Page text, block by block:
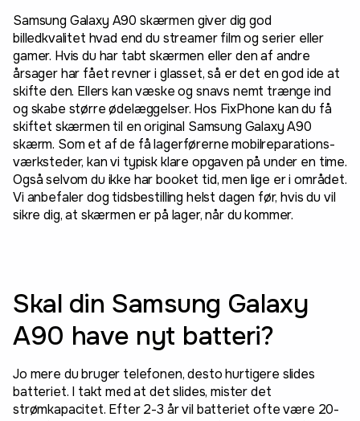
Samsung Galaxy A90 skærmen giver dig god
billedkvalitet hvad end du streamer film og serier eller
gamer. Hvis du har tabt skærmen eller den af andre
årsager har fået revner i glasset, så er det en god ide at
skifte den. Ellers kan væske og snavs nemt trænge ind
og skabe større ødelæggelser. Hos FixPhone kan du få
skiftet skærmen til en original Samsung Galaxy A90
skærm. Som et af de få lagerførerne mobilreparations-
værksteder, kan vi typisk klare opgaven på under en time.
Også selvom du ikke har booket tid, men lige er i området.
Vi anbefaler dog tidsbestilling helst dagen før, hvis du vil
sikre dig, at skærmen er på lager, når du kommer.
Skal din Samsung Galaxy
A90 have nyt batteri?
Jo mere du bruger telefonen, desto hurtigere slides
batteriet. I takt med at det slides, mister det
strømkapacitet. Efter 2-3 år vil batteriet ofte være 20-